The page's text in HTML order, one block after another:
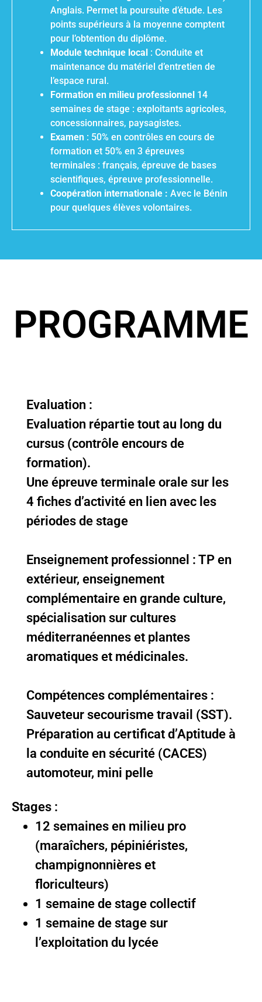
Anglais. Permet la poursuite d’étude. Les
points supérieurs à la moyenne comptent
pour l’obtention du diplôme.
Module technique local : Conduite et
maintenance du matériel d’entretien de
l’espace rural.
Formation en milieu professionnel 14
semaines de stage : exploitants agricoles,
concessionnaires, paysagistes.
Examen : 50% en contrôles en cours de
formation et 50% en 3 épreuves
terminales : français, épreuve de bases
scientifiques, épreuve professionnelle.
Coopération internationale : Avec le Bénin
pour quelques élèves volontaires.
PROGRAMME
Evaluation :
Evaluation répartie tout au long du
cursus (contrôle encours de
formation).
Une épreuve terminale orale sur les
4 fiches d’activité en lien avec les
périodes de stage
Enseignement professionnel : TP en
extérieur, enseignement
complémentaire en grande culture,
spécialisation sur cultures
méditerranéennes et plantes
aromatiques et médicinales.
Compétences complémentaires :
Sauveteur secourisme travail (SST).
Préparation au certificat d’Aptitude à
la conduite en sécurité (CACES)
automoteur, mini pelle
Stages :
12 semaines en milieu pro
(maraîchers, pépiniéristes,
champignonnières et
floriculteurs)
1 semaine de stage collectif
1 semaine de stage sur
l’exploitation du lycée